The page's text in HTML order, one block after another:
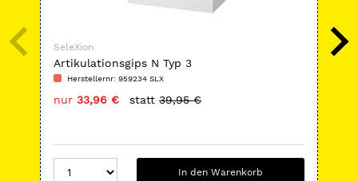
SeleXion
Artikulationsgips N Typ 3
Herstellernr: 959234 SLX
nur 33,96 € statt 39,95 €
In den Warenkorb